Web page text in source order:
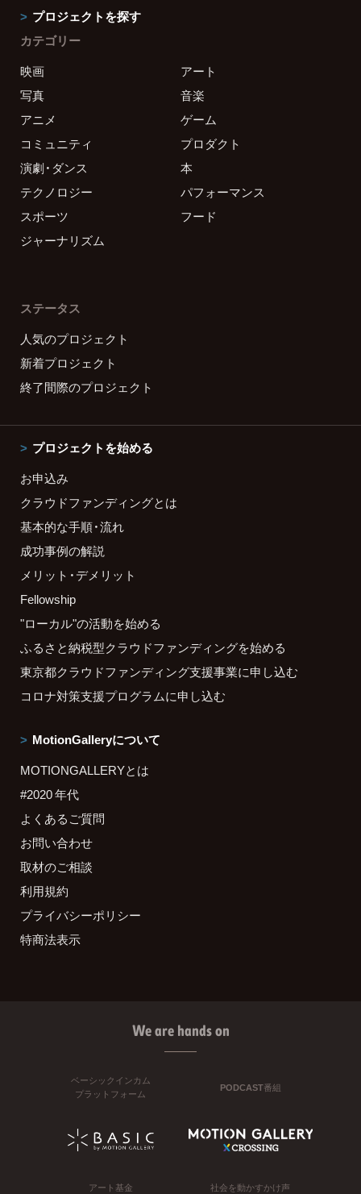
プロジェクトを探す
カテゴリー
映画
アート
写真
音楽
アニメ
ゲーム
コミュニティ
プロダクト
演劇・ダンス
本
テクノロジー
パフォーマンス
スポーツ
フード
ジャーナリズム
ステータス
人気のプロジェクト
新着プロジェクト
終了間際のプロジェクト
プロジェクトを始める
お申込み
クラウドファンディングとは
基本的な手順・流れ
成功事例の解説
メリット・デメリット
Fellowship
"ローカル"の活動を始める
ふるさと納税型クラウドファンディングを始める
東京都クラウドファンディング支援事業に申し込む
コロナ対策支援プログラムに申し込む
MotionGalleryについて
MOTIONGALLERYとは
#2020 年代
よくあるご質問
お問い合わせ
取材のご相談
利用規約
プライバシーポリシー
特商法表示
We are hands on
ベーシックインカム
プラットフォーム
PODCAST番組
アート基金 社会を動かすかけ声